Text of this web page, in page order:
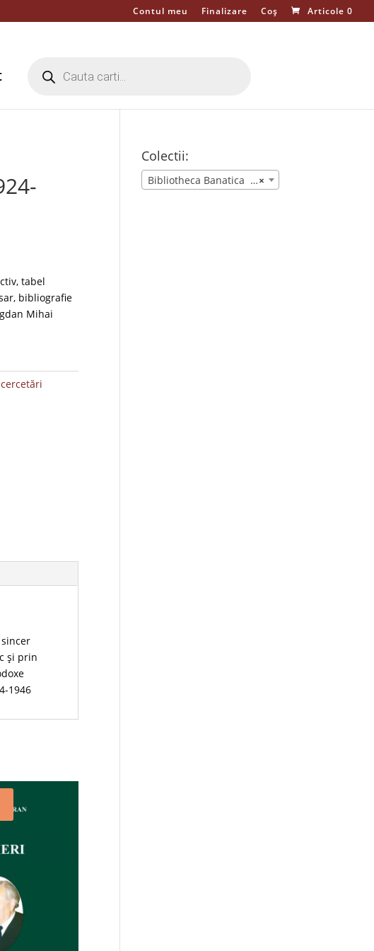
Contul meu Finalizare Coș Articole 0
search
lei.
tabel
bibliografie
Mihai
și prin
1946
Colectii:
×
Bibliotheca Banatica (39)